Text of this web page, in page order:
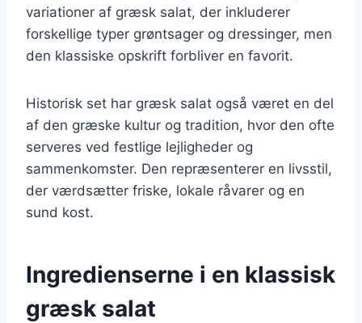
variationer af græsk salat, der inkluderer
forskellige typer grøntsager og dressinger, men
den klassiske opskrift forbliver en favorit.
Historisk set har græsk salat også været en del
af den græske kultur og tradition, hvor den ofte
serveres ved festlige lejligheder og
sammenkomster. Den repræsenterer en livsstil,
der værdsætter friske, lokale råvarer og en
sund kost.
Ingredienserne i en klassisk
græsk salat